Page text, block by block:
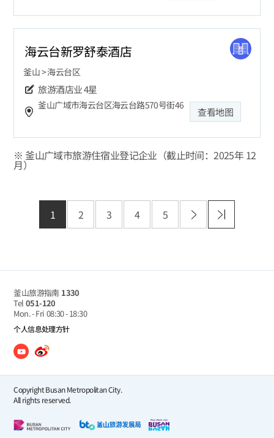
海云台新罗舒泰酒店
釜山 > 海云台区
旅游酒店业4星
釜山广域市海云台区海云台路570号街46
查看地图
※ 釜山广域市旅游住宿业登记企业（截止时间：2025年 12
月）
1 2 3 4 5
釜山旅游指南 1330
Tel 051-120
Mon. - Fri 08:30 - 18:30
个人信息处理方针
Copyright Busan Metropolitan City.
All rights reserved.